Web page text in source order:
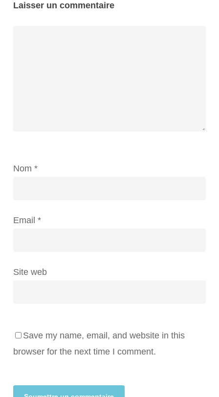
Laisser un commentaire
Nom *
Email *
Site web
Save my name, email, and website in this
browser for the next time I comment.